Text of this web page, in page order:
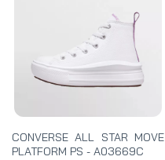
CONVERSE ALL STAR MOVE
PLATFORM PS - A03669C